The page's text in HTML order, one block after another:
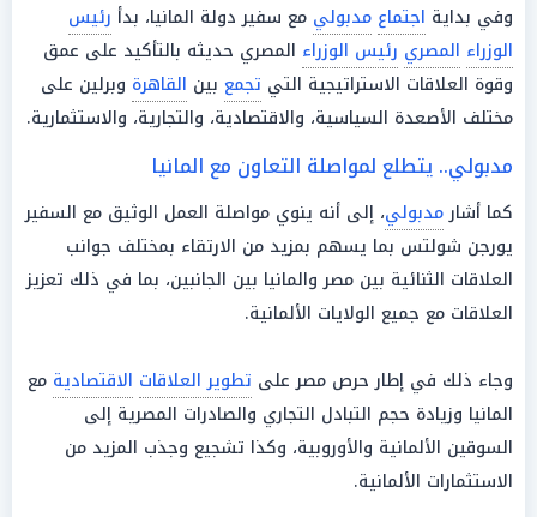
وفي بداية اجتماع مدبولي مع سفير دولة المانيا، بدأ رئيس
الوزراء المصري رئيس الوزراء المصري حديثه بالتأكيد على عمق
وقوة العلاقات الاستراتيجية التي تجمع بين القاهرة وبرلين على
مختلف الأصعدة السياسية، والاقتصادية، والتجارية، والاستثمارية.
مدبولي.. يتطلع لمواصلة التعاون مع المانيا
كما أشارمدبولي، إلى أنه ينوي مواصلة العمل الوثيق مع السفير
يورجن شولتس بما يسهم بمزيد من الارتقاء بمختلف جوانب
العلاقات الثنائية بين مصر والمانيا بين الجانبين، بما في ذلك تعزيز
العلاقات مع جميع الولايات الألمانية.
وجاء ذلك في إطار حرص مصر على تطوير العلاقات الاقتصادية مع
المانيا وزيادة حجم التبادل التجاري والصادرات المصرية إلى
السوقين الألمانية والأوروبية، وكذا تشجيع وجذب المزيد من
الاستثمارات الألمانية.